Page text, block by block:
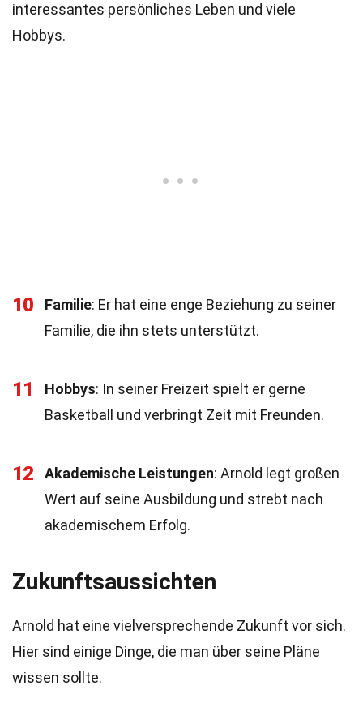
interessantes persönliches Leben und viele
Hobbys.
10 Familie: Er hat eine enge Beziehung zu seiner
Familie, die ihn stets unterstützt.
11 Hobbys: In seiner Freizeit spielt er gerne
Basketball und verbringt Zeit mit Freunden.
12 Akademische Leistungen: Arnold legt großen
Wert auf seine Ausbildung und strebt nach
akademischem Erfolg.
Zukunftsaussichten
Arnold hat eine vielversprechende Zukunft vor sich.
Hier sind einige Dinge, die man über seine Pläne
wissen sollte.